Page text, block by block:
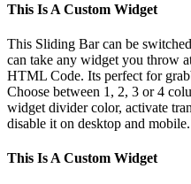
This Is A Custom Widget
This Sliding Bar can be
can take any widget you throw
HTML Code. Its perfect for
Choose between 1, 2, 3 or 4
widget divider color, activate
disable it on desktop and mobile.
This Is A Custom Widget